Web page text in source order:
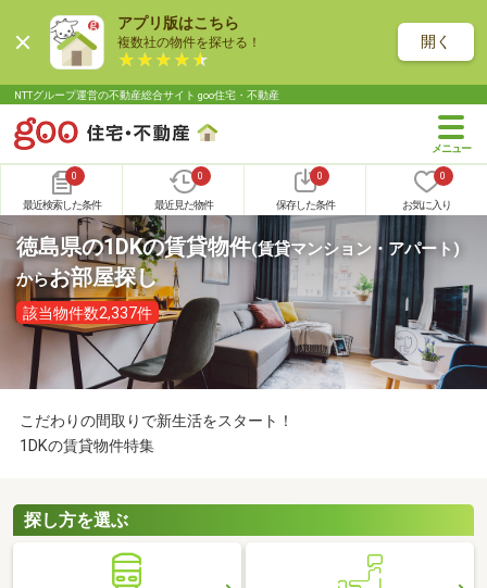
アプリ版はこちら
複数社の物件を探せる！ 開く
NTTグループ運営の不動産総合サイト goo住宅・不動産
0
最近検索した条件
0
最近見た物件
0
保存した条件
0
お気に入り
徳島県の1DKの賃貸物件(賃貸マンション・アパート)
からお部屋探し
該当物件数2,337件
こだわりの間取りで新生活をスタート！
1DKの賃貸物件特集
探し方を選ぶ